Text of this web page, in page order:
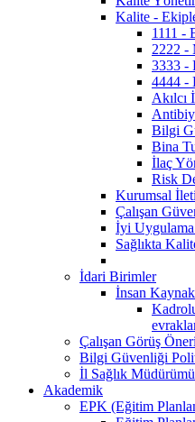
Kalite -
1111 -
2222 -
3333 -
4444 -
Akılcı
Bilgi
Bina
İlaç
Risk
Kurumsal
Çalışan
İyi
Sağlıkta
İdari Birimler
İnsan
Çalışan Görüş
Bilgi Güvenliği
İl Sağlık
Akademik
EPK (Eğitim